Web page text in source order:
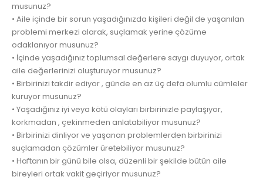
musunuz?
• Aile içinde bir sorun yaşadığınızda kişileri değil de yaşanılan
problemi merkezi alarak, suçlamak yerine çözüme
odaklanıyor musunuz?
• İçinde yaşadığınız toplumsal değerlere saygı duyuyor, ortak
aile değerlerinizi oluşturuyor musunuz?
• Birbirinizi takdir ediyor , günde en az üç defa olumlu cümleler
kuruyor musunuz?
• Yaşadığınız iyi veya kötü olayları birbirinizle paylaşıyor,
korkmadan , çekinmeden anlatabiliyor musunuz?
• Birbirinizi dinliyor ve yaşanan problemlerden birbirinizi
suçlamadan çözümler üretebiliyor musunuz?
• Haftanın bir günü bile olsa, düzenli bir şekilde bütün aile
bireyleri ortak vakit geçiriyor musunuz?